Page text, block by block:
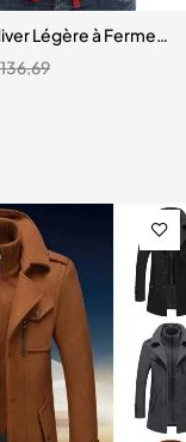
pour hommes
Légère à